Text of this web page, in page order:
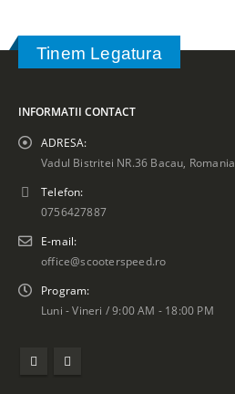
Tinem Legatura
INFORMATII CONTACT
ADRESA:
Vadul Bistritei NR.36 Bacau, Romania
Telefon:
0756427887
E-mail:
office@scooterspeed.ro
Program:
Luni - Vineri / 9:00 AM - 18:00 PM